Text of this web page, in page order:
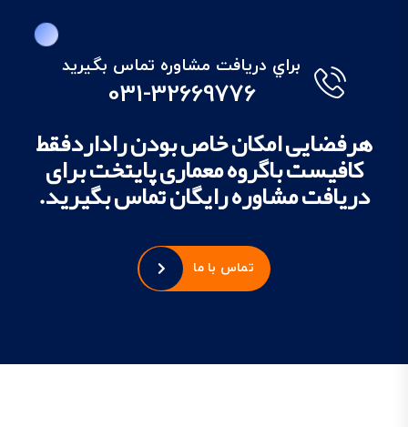
براي دريافت مشاوره تماس بگيريد
031-32669776
هرفضایی امکان خاص بودن راداردفقط
کافیست باگروه معماری پایتخت برای
دریافت مشاوره رایگان تماس بگیرید.
تماس با ما